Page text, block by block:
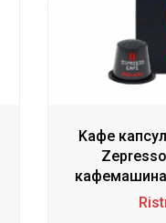
Kафе
кафемашина